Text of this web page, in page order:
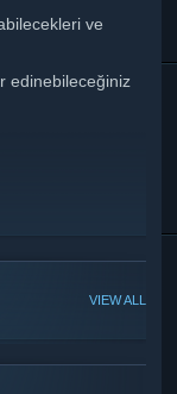
ve
edinebileceğiniz
VIEW ALL